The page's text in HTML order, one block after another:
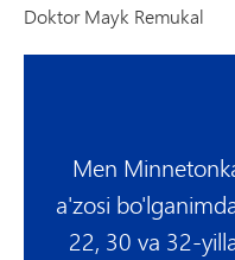
Doktor Mayk Remukal
Men
a'zosi
22, 30 va 32-